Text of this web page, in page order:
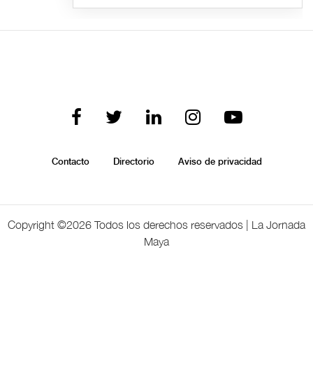
Contacto Directorio Aviso de privacidad
Copyright ©2026 Todos los derechos reservados | La Jornada
Maya